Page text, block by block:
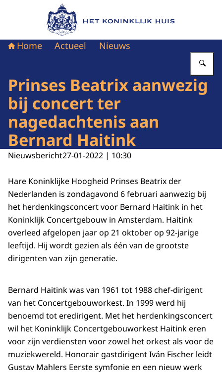
Naar de homepage van Het Koninklijk Huis
Home Actueel Nieuws
Prinses Beatrix aanwezig
bij concert ter
nagedachtenis aan
Bernard Haitink
Nieuwsbericht27-01-2022 | 10:30
Hare Koninklijke Hoogheid Prinses Beatrix der
Nederlanden is zondagavond 6 februari aanwezig bij
het herdenkingsconcert voor Bernard Haitink in het
Koninklijk Concertgebouw in Amsterdam. Haitink
overleed afgelopen jaar op 21 oktober op 92-jarige
leeftijd. Hij wordt gezien als één van de grootste
dirigenten van zijn generatie.
Bernard Haitink was van 1961 tot 1988 chef-dirigent
van het Concertgebouworkest. In 1999 werd hij
benoemd tot eredirigent. Met het herdenkingsconcert
wil het Koninklijk Concertgebouworkest Haitink eren
voor zijn verdiensten voor zowel het orkest als voor de
muziekwereld. Honorair gastdirigent Iván Fischer leidt
Gustav Mahlers Eerste symfonie en een nieuw werk